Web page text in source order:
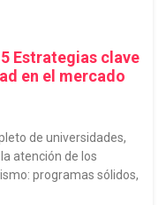
Estrategias clave
en el mercado
de universidades,
atención de los
programas sólidos,